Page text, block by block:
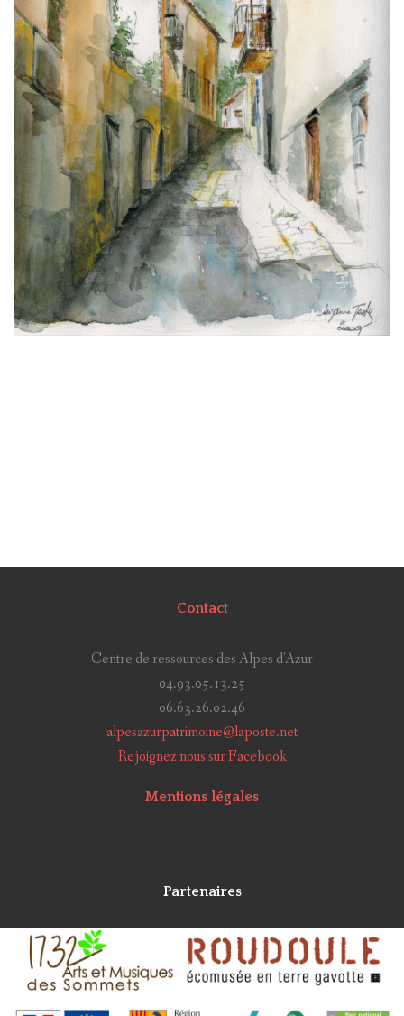
Contact
Centre de ressources des Alpes d'Azur
04.93.05.13.25
06.63.26.02.46
alpesazurpatrimoine@laposte.net
Rejoignez nous sur Facebook
Mentions légales
Partenaires
Alpes Azur Patrimoine Réalisé avecGravet CollectiveAccessen 2018 par Idéesculture